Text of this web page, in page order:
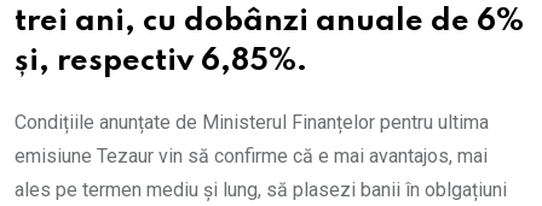
trei ani, cu dobânzi anuale de 6%
și, respectiv 6,85%.
Condițiile anunțate de Ministerul Finanțelor pentru ultima
emisiune Tezaur vin să confirme că e mai avantajos, mai
ales pe termen mediu și lung, să plasezi banii în oblgațiuni